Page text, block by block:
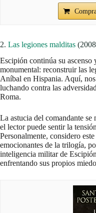
2. Las legiones malditas
Escipión continúa su ascenso
monumental: reconstruir las
Aníbal en Hispania. Aquí,
luchando contra las
Roma.
La astucia del comandante se
el lector puede sentir la
Personalmente, considero
emocionantes de la trilogía,
inteligencia militar de
enfrentando sus propios